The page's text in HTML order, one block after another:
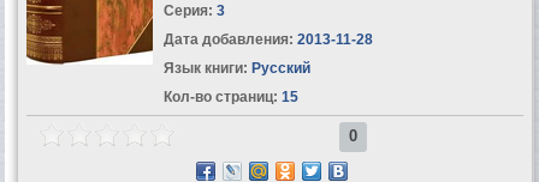
Серия: 3
Дата добавления: 2013-11-28
Язык книги: Русский
Кол-во страниц: 15
0